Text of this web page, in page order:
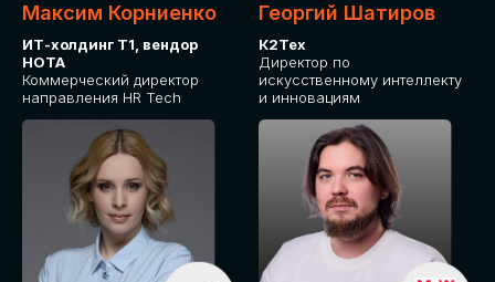
Максим Корниенко
ИТ-холдинг Т1, вендор
НОТА
Коммерческий директор
направления HR Tech
Георгий Шатиров
К2Тех
Директор по
искусственному интеллекту
и инновациям